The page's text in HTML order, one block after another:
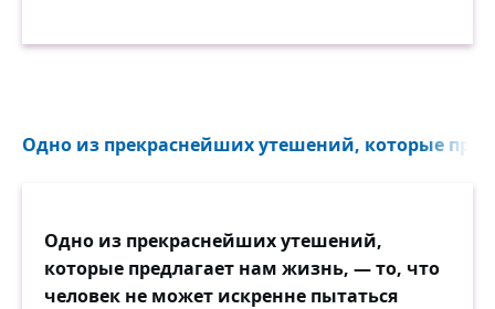
Одно из прекраснейших утешений, которые
Одно из прекраснейших утешений,
которые предлагает нам жизнь, — то, что
человек не может искренне пытаться